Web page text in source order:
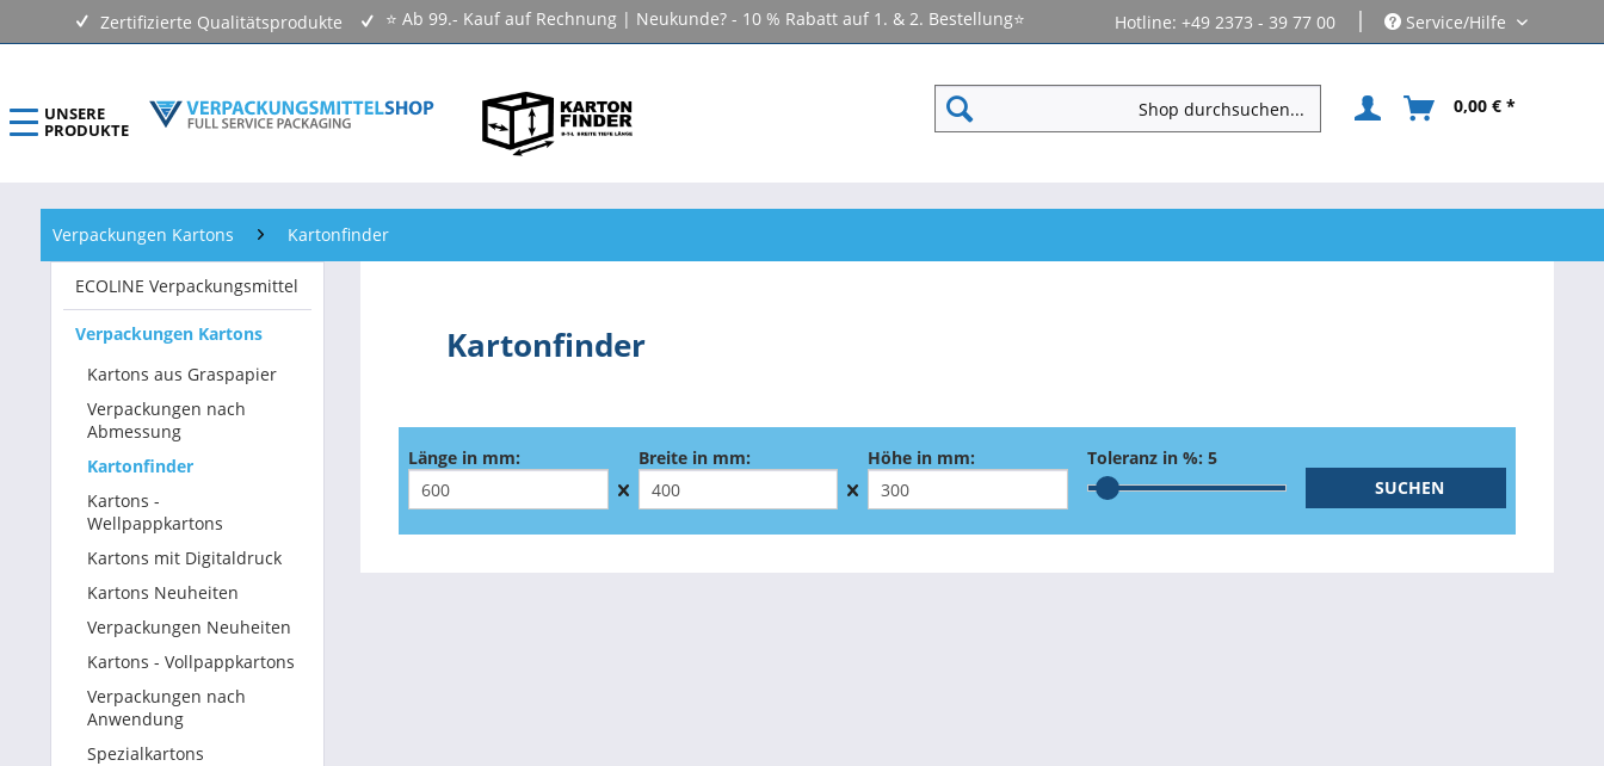
Zertifizierte Qualitätsprodukte ⭐ Ab 99.- Kauf auf Rechnung | Neukunde? - 10 % Rabatt auf 1. & 2. Bestellung⭐ Hotline: +49 2373 - 39 77 00 | Service/Hilfe
UNSERE
PRODUKTE
0,00 € *
ECOLINE Verpackungsmittel
Verpackungen Kartons
Versandtaschen & Luftpolstertaschen
Klebebänder & Verschlussmittel
Kennzeichnungsmittel & Etiketten
Beutel & Folien
Verpackungsmaterial & Verpackungsmittel
Betriebsausstattung & Lagerausstattung
Tragetaschen & Geschenkverpackungen
Bürobedarf
SALE %
Verpackungen Kartons Kartonfinder
ECOLINE Verpackungsmittel
Verpackungen Kartons
Kartons aus Graspapier
Verpackungen nach
Abmessung
Kartonfinder
Kartons -
Wellpappkartons
Kartons mit Digitaldruck
Kartons Neuheiten
Verpackungen Neuheiten
Kartons - Vollpappkartons
Verpackungen nach
Anwendung
Spezialkartons
Kartonfinder
Länge in mm: Breite in mm: Höhe in mm: Toleranz in %: 5
SUCHEN